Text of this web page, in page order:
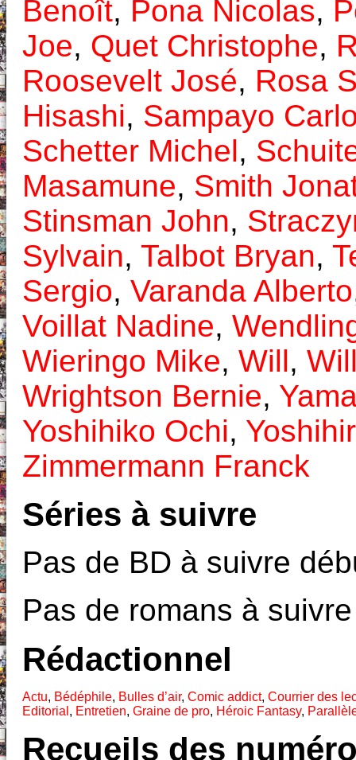
Benoît, Pona Nicolas,
Joe, Quet Christophe,
Roosevelt José, Rosa
Hisashi, Sampayo
Schetter Michel,
Masamune, Smith
Stinsman John,
Sylvain, Talbot Bryan,
Sergio, Varanda Alberto
Voillat Nadine,
Wieringo Mike, Will,
Wrightson Bernie,
Yoshihiko Ochi,
Zimmermann Franck
Séries à suivre
Pas de BD à suivre
Pas de romans à
Rédactionnel
Actu, Bédéphile, Bulles d’air, Comic addict, Courrier des
Editorial , Entretien, Graine de pro, Héroic Fantasy,
Recueils des